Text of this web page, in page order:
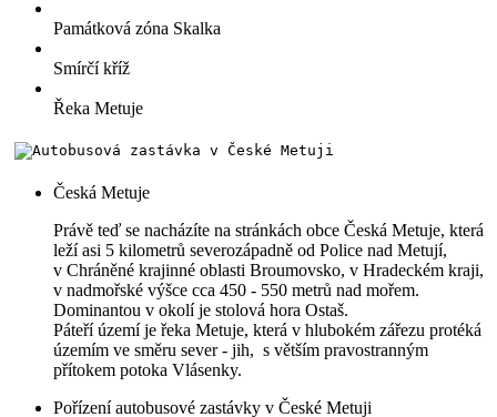
Památková zóna Skalka
Smírčí kříž
Řeka Metuje
Česká Metuje
Právě teď se nacházíte na stránkách obce Česká Metuje, která
leží asi 5 kilometrů severozápadně od Police nad Metují,
v Chráněné krajinné oblasti Broumovsko, v Hradeckém kraji,
v nadmořské výšce cca 450 - 550 metrů nad mořem.
Dominantou v okolí je stolová hora Ostaš.
Páteří území je řeka Metuje, která v hlubokém zářezu protéká
územím ve směru sever - jih, s větším pravostranným
přítokem potoka Vlásenky.
Pořízení autobusové zastávky v České Metuji